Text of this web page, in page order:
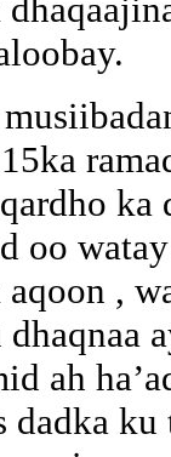
ka
oo
,
ah
dadka